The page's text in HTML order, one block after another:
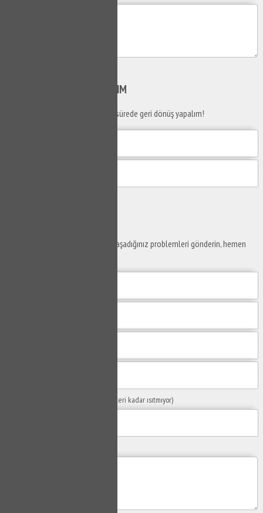
ARAYALIM
Telefon numaranızı bırakın en kısa sürede geri dönüş yapalım!
Yaşam alanlarınız ve ofislerinizde yaşadığınız problemleri gönderin, hemen
(Örn: Kombim yeteri kadar ısıtmıyor)